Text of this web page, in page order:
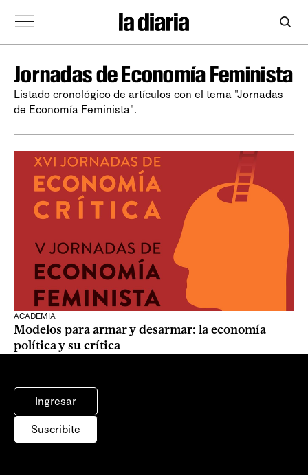
Jornadas de Economía Feminista
Listado cronológico de artículos con el tema "Jornadas
de Economía Feminista".
ACADEMIA
Modelos para armar y desarmar: la economía
política y su crítica
Ingresar
Suscribite